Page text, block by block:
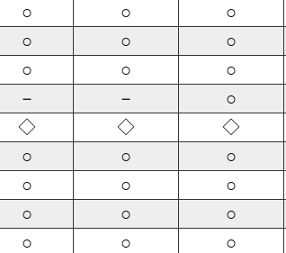
○ ○ ○
○ ○ ○
○ ○ ○
－ － ○
◇ ◇ ◇
○ ○ ○
○ ○ ○
○ ○ ○
○ ○ ○